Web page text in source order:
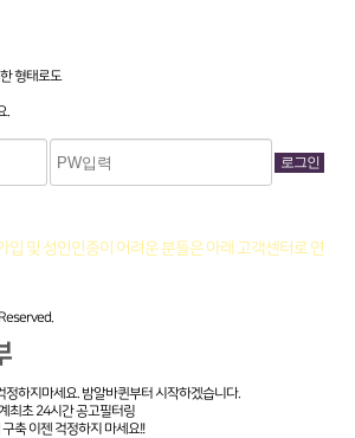
형태로도
.
입 및 성인인증이 어려운 분들은 아래 고객센터로 연
정하지마세요. 밤알바퀸부터 시작하겠습니다.
최초 24시간 공고필터링
축 이젠 걱정하지 마세요!!